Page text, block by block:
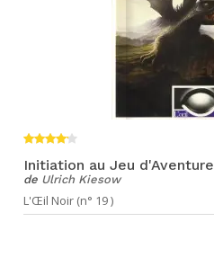
Initiation au Jeu d'Aventure
de Ulrich Kiesow
L'Œil Noir (n° 19 )